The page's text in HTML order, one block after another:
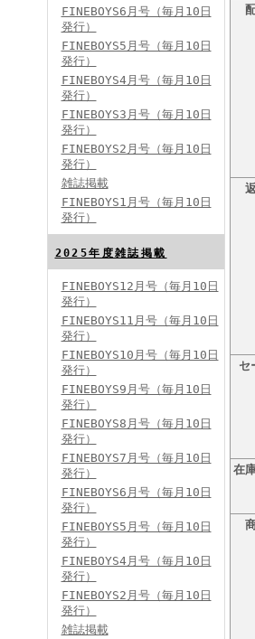
FINEBOYS2024年9月号
FINEBOYS2024年8月号
FINEBOYS2024年7月号
FINEBOYS2024年6月号
FINEBOYS6月号（毎月10日
発行）
FINEBOYS5月号（毎月10日
発行）
FINEBOYS4月号（毎月10日
発行）
FINEBOYS3月号（毎月10日
発行）
FINEBOYS2月号（毎月10日
発行）
雑誌掲載
FINEBOYS1月号（毎月10日
発行）
2025年度雑誌掲載
FINEBOYS12月号（毎月10日
発行）
FINEBOYS11月号（毎月10日
発行）
FINEBOYS10月号（毎月10日
発行）
FINEBOYS9月号（毎月10日
発行）
FINEBOYS8月号（毎月10日
発行）
FINEBOYS7月号（毎月10日
発行）
FINEBOYS6月号（毎月10日
発行）
FINEBOYS5月号（毎月10日
発行）
FINEBOYS4月号（毎月10日
発行）
FINEBOYS2月号（毎月10日
発行）
雑誌掲載
セ
在